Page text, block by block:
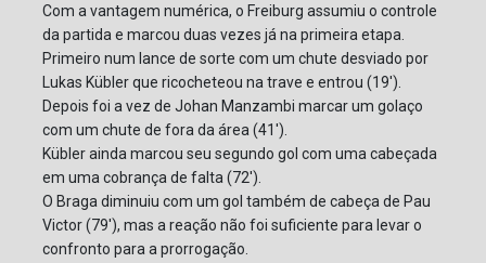
Com a vantagem numérica, o Freiburg assumiu o controle
da partida e marcou duas vezes já na primeira etapa.
Primeiro num lance de sorte com um chute desviado por
Lukas Kübler que ricocheteou na trave e entrou (19').
Depois foi a vez de Johan Manzambi marcar um golaço
com um chute de fora da área (41').
Kübler ainda marcou seu segundo gol com uma cabeçada
em uma cobrança de falta (72').
O Braga diminuiu com um gol também de cabeça de Pau
Victor (79'), mas a reação não foi suficiente para levar o
confronto para a prorrogação.